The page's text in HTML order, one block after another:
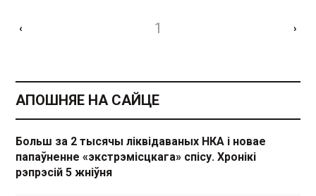
‹ 1 ›
АПОШНЯЕ НА САЙЦЕ
Больш за 2 тысячы ліквідаваных НКА і новае
папаўненне «экстрэмісцкага» спісу. Хронікі
рэпрэсій 5 жніўня